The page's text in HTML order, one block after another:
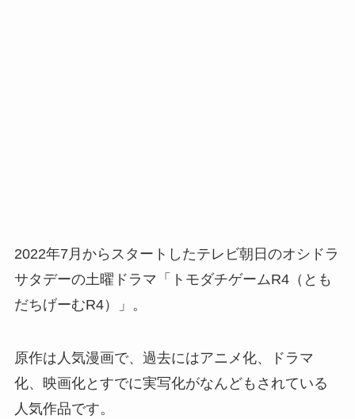
2022年7月からスタートしたテレビ朝日のオシドラ
サタデーの土曜ドラマ「トモダチゲームR4（とも
だちげーむR4）」。
原作は人気漫画で、過去にはアニメ化、ドラマ
化、映画化とすでに実写化がなんどもされている
人気作品です。